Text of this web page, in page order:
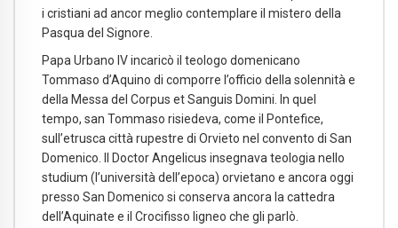
i cristiani ad ancor meglio contemplare il mistero della
Pasqua del Signore.
Papa Urbano IV incaricò il teologo domenicano
Tommaso d’Aquino di comporre l’officio della solennità e
della Messa del Corpus et Sanguis Domini. In quel
tempo, san Tommaso risiedeva, come il Pontefice,
sull’etrusca città rupestre di Orvieto nel convento di San
Domenico. Il Doctor Angelicus insegnava teologia nello
studium (l’università dell’epoca) orvietano e ancora oggi
presso San Domenico si conserva ancora la cattedra
dell’Aquinate e il Crocifisso ligneo che gli parlò.